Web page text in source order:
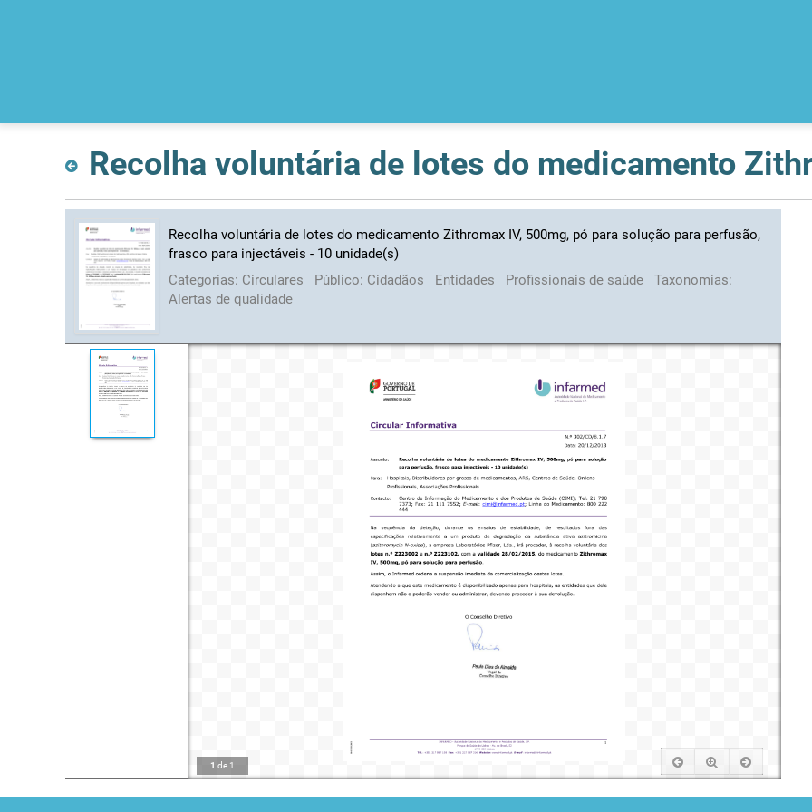
Recolha voluntária de lotes do medicamento Zithromax IV, 500mg, pó para solução para perfusão,
frasco para injectáveis - 10 unidade(s)
Categorias: Circulares Público: Cidadãos Entidades Profissionais de saúde
Taxonomias:
Alertas de qualidade
1 de 1